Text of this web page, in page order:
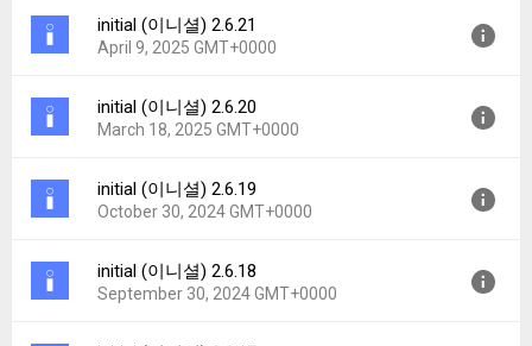
Downloads:
4
Version:
2.7.0
Uploaded:
April 28, 2025 at 2:10AM GMT+0000
Downloads:
5
initial (이니셜) 2.6.21
April 9, 2025 GMT+0000
Version:
2.6.21
Uploaded:
April 9, 2025 at 2:11AM GMT+0000
Downloads:
5
initial (이니셜) 2.6.20
March 18, 2025 GMT+0000
Version:
2.6.20
Uploaded:
March 18, 2025 at 2:59AM GMT+0000
Downloads:
4
initial (이니셜) 2.6.19
October 30, 2024 GMT+0000
Version:
2.6.19
Uploaded:
October 30, 2024 at 2:09AM GMT+0000
initial (이니셜) 2.6.18
September 30, 2024 GMT+0000